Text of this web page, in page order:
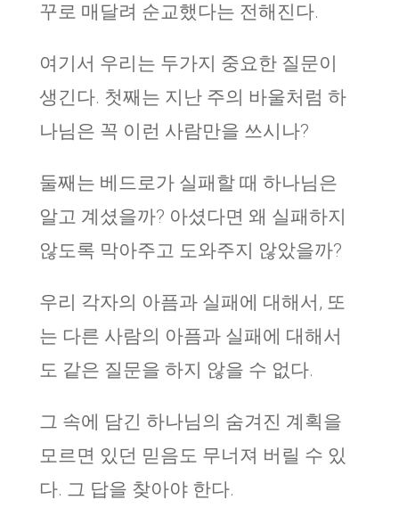
꾸로 매달려 순교했다는 전해진다.
여기서 우리는 두가지 중요한 질문이
생긴다. 첫째는 지난 주의 바울처럼 하
나님은 꼭 이런 사람만을 쓰시나?
둘째는 베드로가 실패할 때 하나님은
알고 계셨을까? 아셨다면 왜 실패하지
않도록 막아주고 도와주지 않았을까?
우리 각자의 아픔과 실패에 대해서, 또
는 다른 사람의 아픔과 실패에 대해서
도 같은 질문을 하지 않을 수 없다.
그 속에 담긴 하나님의 숨겨진 계획을
모르면 있던 믿음도 무너져 버릴 수 있
다. 그 답을 찾아야 한다.